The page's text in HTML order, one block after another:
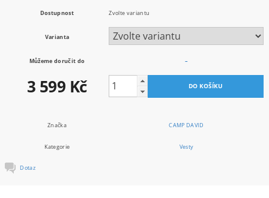
Dostupnost Zvolte variantu
Varianta
Můžeme doručit do –
3 599 Kč
Značka CAMP DAVID
Kategorie Vesty
Dotaz